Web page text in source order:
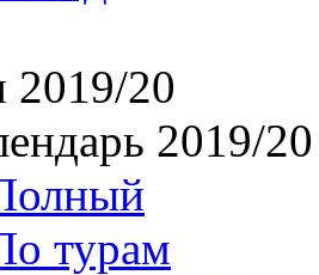
2019/20
2019/20
турам